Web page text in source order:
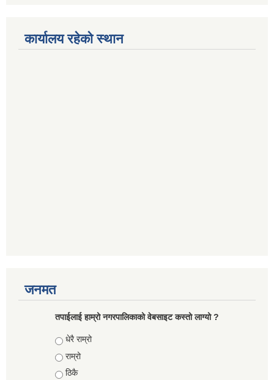
कार्यालय रहेको स्थान
जनमत
तपाईलाई हाम्रो नगरपालिकाको वेबसाइट कस्तो लाग्यो ?
Choices
धेरै राम्रो
राम्रो
ठिकै